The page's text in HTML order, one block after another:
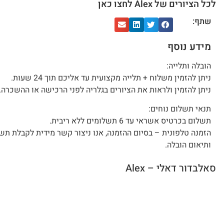
לכל הציורים של Alex לחצו כאן
שתף:
מידע נוסף
הובלה ותלייה:
ניתן להזמין משלוח + תלייה מקצועית עד אליכם תוך 24 שעות.
ניתן להזמין ולראות את הציורים בגלריה לפני הרכישה או
תנאי תשלום נוחים:
תשלום בכרטיס אשראי עד 6 תשלומים ללא ריבית.
הזמנה טלפונית – בסיום ההזמנה, אנו ניצור קשר מידית לקבלת
ותיאום הובלה.
סאלבדור דאלי – Alex